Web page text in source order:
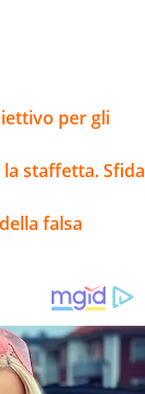
per gli
staffetta. Sfida
falsa